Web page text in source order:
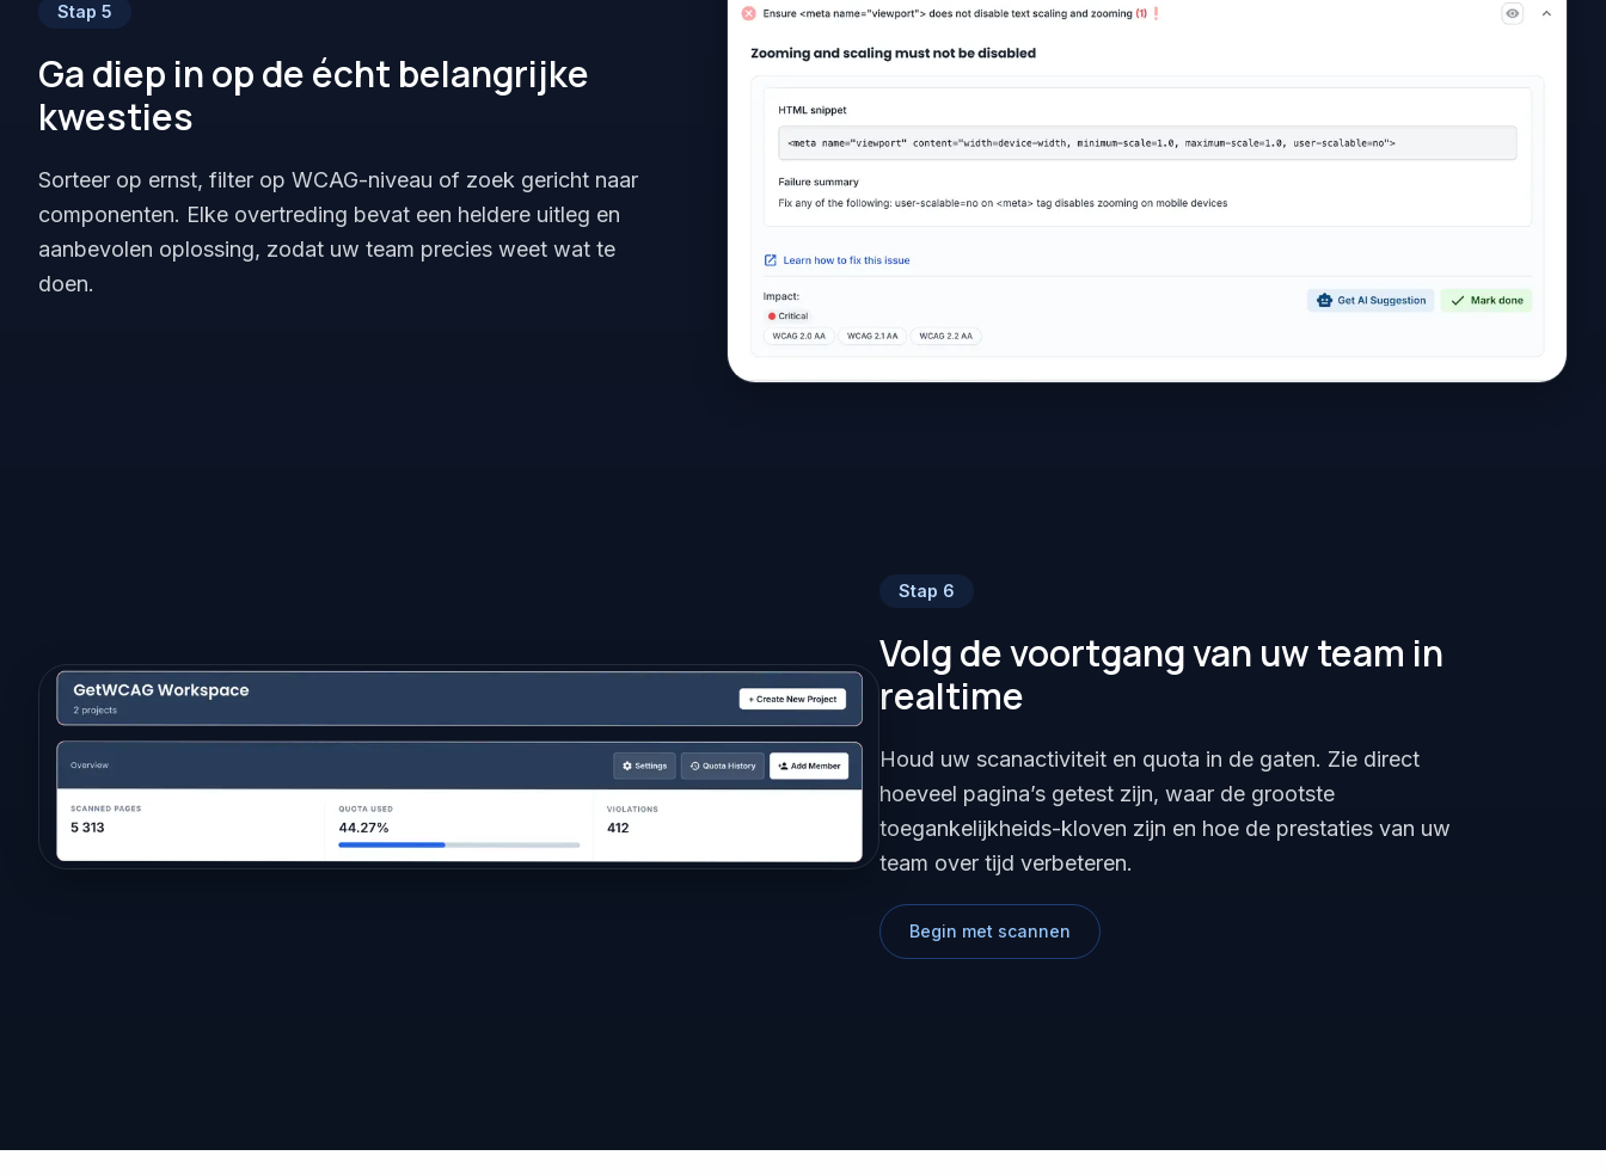
Stap 5
Ga diep in op de écht belangrijke
kwesties
Sorteer op ernst, filter op WCAG-niveau of zoek gericht naar
componenten. Elke overtreding bevat een heldere uitleg en
aanbevolen oplossing, zodat uw team precies weet wat te
doen.
Stap 6
Volg de voortgang van uw team in
realtime
Houd uw scanactiviteit en quota in de gaten. Zie direct
hoeveel pagina’s getest zijn, waar de grootste
toegankelijkheids-kloven zijn en hoe de prestaties van uw
team over tijd verbeteren.
Begin met scannen